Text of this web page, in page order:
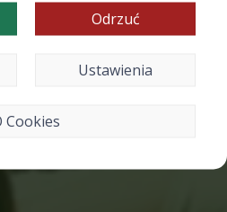
Odrzuć
Ustawienia
Cookies